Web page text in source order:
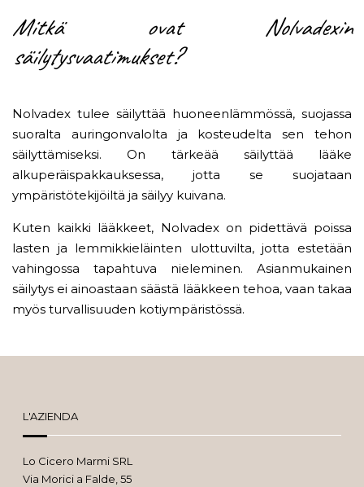
Mitkä ovat Nolvadexin
säilytysvaatimukset?
Nolvadex tulee säilyttää huoneenlämmössä, suojassa
suoralta auringonvalolta ja kosteudelta sen tehon
säilyttämiseksi. On tärkeää säilyttää lääke
alkuperäispakkauksessa, jotta se suojataan
ympäristötekijöiltä ja säilyy kuivana.
Kuten kaikki lääkkeet, Nolvadex on pidettävä poissa
lasten ja lemmikkieläinten ulottuvilta, jotta estetään
vahingossa tapahtuva nieleminen. Asianmukainen
säilytys ei ainoastaan ​​säästä lääkkeen tehoa, vaan takaa
myös turvallisuuden kotiympäristössä.
L'AZIENDA
Lo Cicero Marmi SRL
Via Morici a Falde, 55